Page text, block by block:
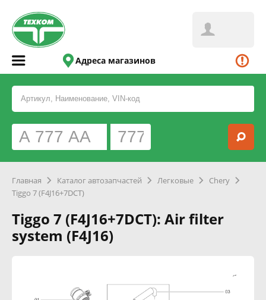
Адреса магазинов
Главная Каталог автозапчастей Легковые
Chery
Tiggo 7 (F4J16+7DCT)
Tiggo 7 (F4J16+7DCT): Air filter
system (F4J16)